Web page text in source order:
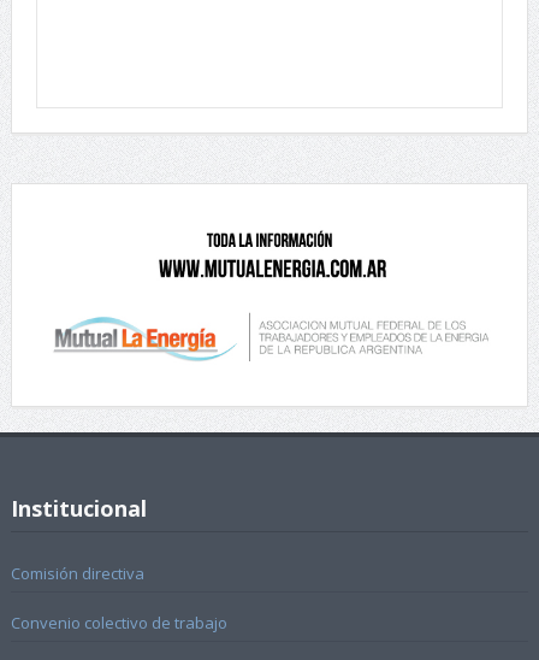
Institucional
Comisión directiva
Convenio colectivo de trabajo